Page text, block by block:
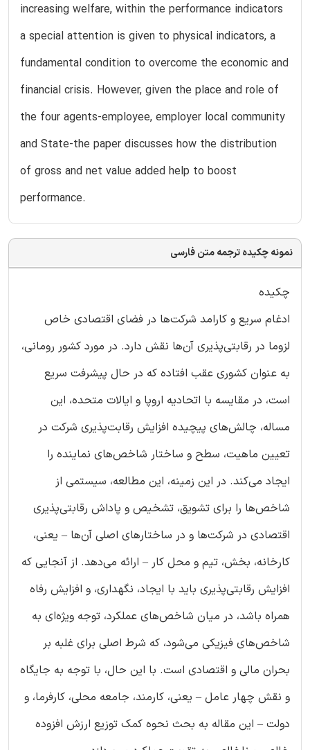
increasing welfare, within the performance indicators
a special attention is given to physical indicators, a
fundamental condition to overcome the economic and
financial crisis. However, given the place and role of
the four agents-employee, employer local community
and State-the paper discusses how the distribution
of gross and net value added help to boost
performance.
نمونه چکیده ترجمه متن فارسی
چکیده
ادغام سریع و کارامد شرکت‌ها در فضای اقتصادی خاص
لزوما در رقابتی‌پذیری آن‌ها نقش دارد. در مورد کشور رومانی،
به عنوان کشوری عقب افتاده که در حال پیشرفت سریع
است، در مقایسه با اتحادیه اروپا و ایالات متحده، این
مساله‌، چالش‌های پیچیده افزایش رقابت‌پذیری شرکت در
تعیین ماهیت، سطح و ساختار شاخص‌های نماینده را
ایجاد می‌کند. در این زمینه، این مطالعه، سیستمی از
شاخص‌ها را برای تشویق، تشخیص و پاداش رقابتی‌پذیری
اقتصادی در شرکت‌ها و در ساختارهای اصلی آن‌ها – یعنی،
کارخانه‌، بخش‌، تیم و محل کار – ارائه می‌دهد. از آنجایی که
افزایش رقابتی‌پذیری باید با ایجاد، نگهداری، و افزایش رفاه
همراه باشد، در میان شاخص‌های عملکرد، توجه ویژه‌ای به
شاخص‌های فیزیکی می‌شود، که شرط اصلی برای غلبه بر
بحران مالی و اقتصادی است. با این حال، با توجه به جایگاه
و نقش چهار عامل – یعنی، کارمند، جامعه محلی، کارفرما، و
دولت – این مقاله به بحث نحوه کمک توزیع ارزش افزوده